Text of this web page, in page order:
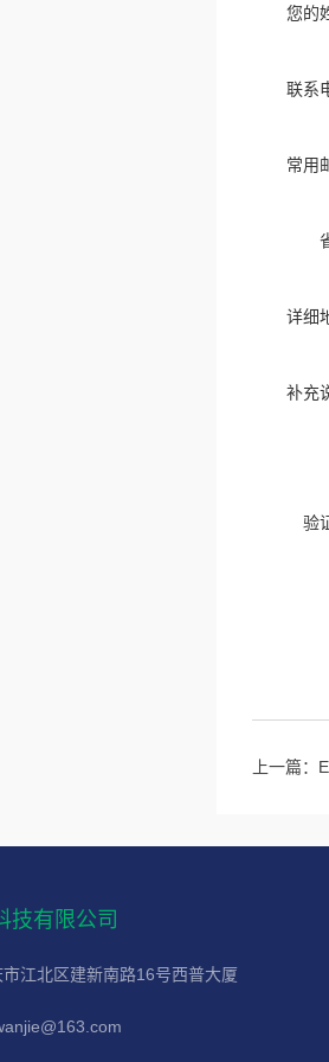
您的
联系
常用
详细
补充
验
上一篇：
技有限公司
江北区建新南路16号西普大厦